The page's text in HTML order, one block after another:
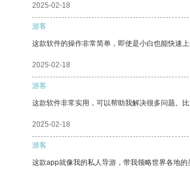
2025-02-18
游客
这款软件的操作非常简单，即使是小白也能快速上
2025-02-18
游客
这款软件非常实用，可以帮助我解决很多问题。
2025-02-18
游客
这款app就像我的私人导游，带我领略世界各地的